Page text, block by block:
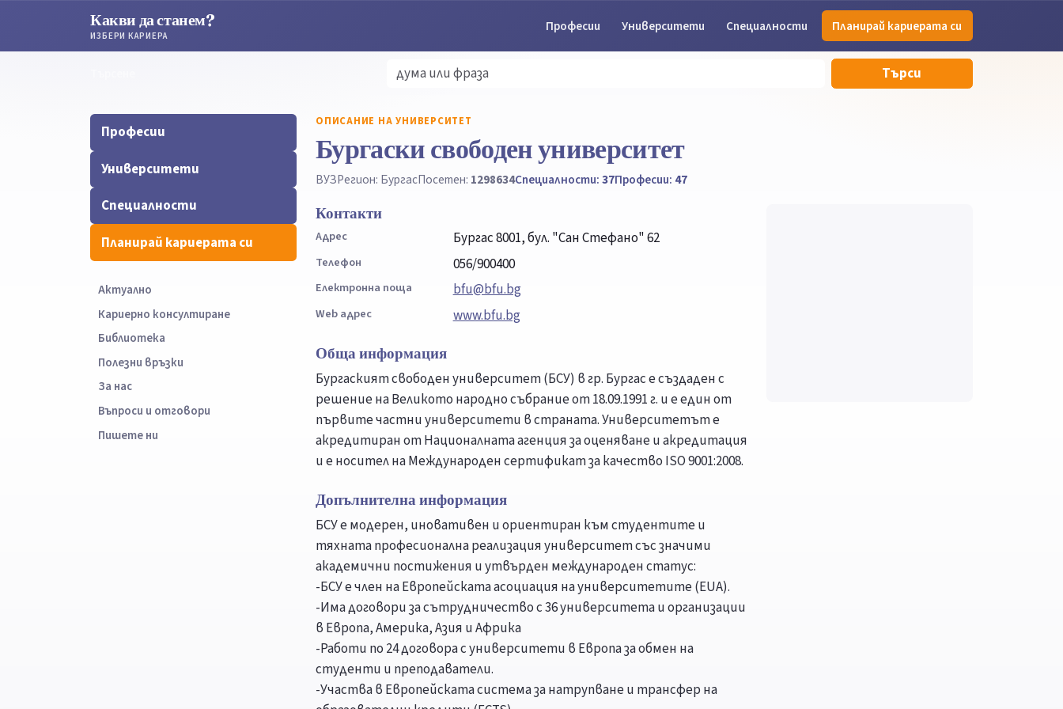
Какви да станем?
ИЗБЕРИ КАРИЕРА
Професии Университети Специалности Планирай кариерата си
Търси
Професии
Университети
Специалности
Планирай кариерата си
Актуално
Кариерно консултиране
Библиотека
Полезни връзки
За нас
Въпроси и отговори
Пишете ни
ОПИСАНИЕ НА УНИВЕРСИТЕТ
Бургаски свободен университет
ВУЗРегион: БургасПосетен: 1298634Специалности:37Професии: 47
Контакти
Адрес Бургас 8001, бул. "Сан Стефано" 62
Телефон 056/900400
Електронна поща bfu@bfu.bg
Web адрес
www.bfu.bg
Обща информация
Бургаският свободен университет (БСУ) в гр. Бургас е създаден с
решение на Великото народно събрание от 18.09.1991 г. и е един от
първите частни университети в страната. Университетът е
акредитиран от Националната агенция за оценяване и акредитация
и е носител на Международен сертификат за качество ISO 9001:2008.
Допълнителна информация
БСУ е модерен, иновативен и ориентиран към студентите и
тяхната професионална реализация университет със значими
академични постижения и утвърден международен статус:
-БСУ е член на Европейската асоциация на университетите (ЕUA).
-Има договори за сътрудничество с 36 университета и организации
в Европа, Америка, Азия и Африка
-Работи по 24 договора с университети в Европа за обмен на
студенти и преподаватели.
-Участва в Европейската система за натрупване и трансфер на